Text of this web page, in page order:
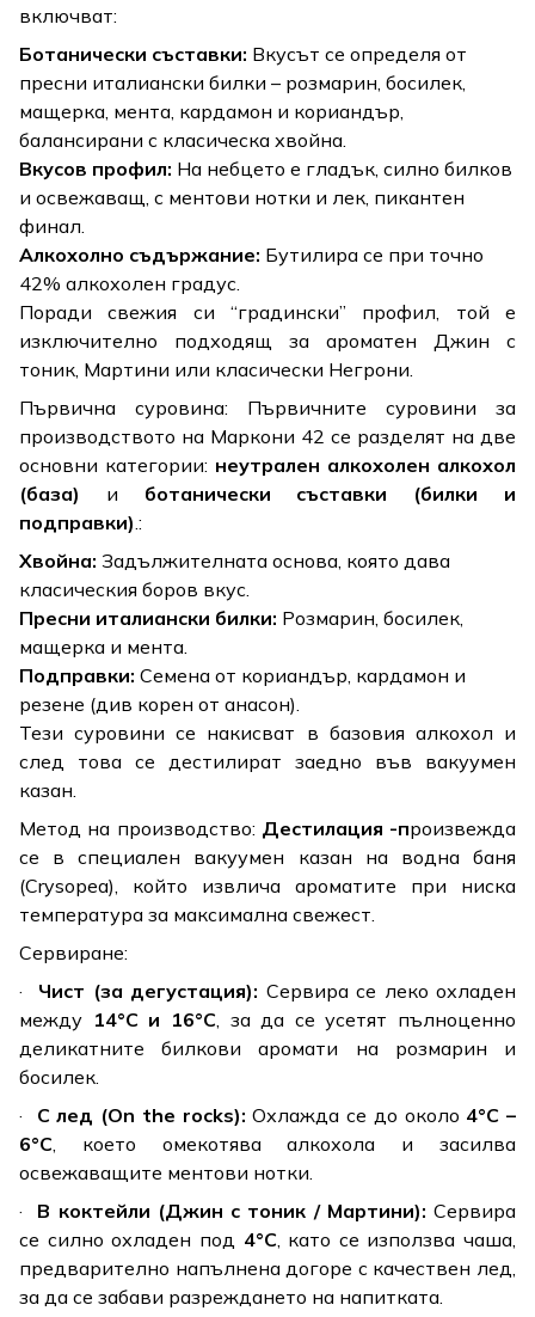
включват:
Ботанически съставки: Вкусът се определя от
пресни италиански билки – розмарин, босилек,
мащерка, мента, кардамон и кориандър,
балансирани с класическа хвойна.
Вкусов профил: На небцето е гладък, силно билков
и освежаващ, с ментови нотки и лек, пикантен
финал.
Алкохолно съдържание: Бутилира се при точно
42% алкохолен градус.
Поради свежия си “градински” профил, той е
изключително подходящ за ароматен Джин с
тоник, Мартини или класически Негрони.
Първична суровина: Първичните суровини за
производството на Маркони 42 се разделят на две
основни категории: неутрален алкохолен алкохол
(база) и ботанически съставки (билки и
подправки) .:
Хвойна: Задължителната основа, която дава
класическия боров вкус.
Пресни италиански билки: Розмарин, босилек,
мащерка и мента.
Подправки: Семена от кориандър, кардамон и
резене (див корен от анасон).
Тези суровини се накисват в базовия алкохол и
след това се дестилират заедно във вакуумен
казан.
Метод на производство: Дестилация -произвежда
се в специален вакуумен казан на водна баня
(Crysopea), който извлича ароматите при ниска
температура за максимална свежест.
Сервиране:
· Чист (за дегустация): Сервира се леко охладен
между 14°C и 16°C , за да се усетят пълноценно
деликатните билкови аромати на розмарин и
босилек.
· С лед (On the rocks): Охлажда се до около 4°C –
6°C , което омекотява алкохола и засилва
освежаващите ментови нотки.
· В коктейли (Джин с тоник / Мартини): Сервира
се силно охладен под 4°C , като се използва чаша,
предварително напълнена догоре с качествен лед,
за да се забави разреждането на напитката.